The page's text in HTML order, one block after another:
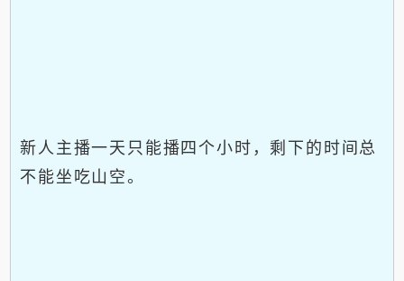
新人主播一天只能播四个小时，剩下的时间总
不能坐吃山空。